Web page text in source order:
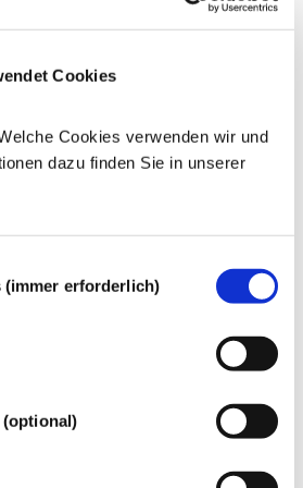
Cookies
Cookies verwenden wir und
dazu finden Sie in unserer
(immer erforderlich)
– Tensids mit ungünstiger
mit einem sehr milden,
kosmetischen Mitteln
Inhaltsstoffe außerhalb der